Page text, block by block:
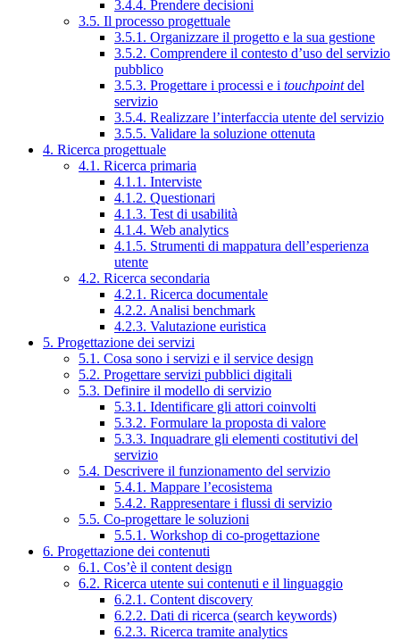
3.4.4. Prendere decisioni
3.5. Il processo progettuale
3.5.1. Organizzare il progetto e la sua gestione
3.5.2. Comprendere il contesto d’uso del servizio
pubblico
3.5.3. Progettare i processi e i touchpointdel
servizio
3.5.4. Realizzare l’interfaccia utente del servizio
3.5.5. Validare la soluzione ottenuta
4. Ricerca progettuale
4.1. Ricerca primaria
4.1.1. Interviste
4.1.2. Questionari
4.1.3. Test di usabilità
4.1.4. Web analytics
4.1.5. Strumenti di mappatura dell’esperienza
utente
4.2. Ricerca secondaria
4.2.1. Ricerca documentale
4.2.2. Analisi benchmark
4.2.3. Valutazione euristica
5. Progettazione dei servizi
5.1. Cosa sono i servizi e il service design
5.2. Progettare servizi pubblici digitali
5.3. Definire il modello di servizio
5.3.1. Identificare gli attori coinvolti
5.3.2. Formulare la proposta di valore
5.3.3. Inquadrare gli elementi costitutivi del
servizio
5.4. Descrivere il funzionamento del servizio
5.4.1. Mappare l’ecosistema
5.4.2. Rappresentare i flussi di servizio
5.5. Co-progettare le soluzioni
5.5.1. Workshop di co-progettazione
6. Progettazione dei contenuti
6.1. Cos’è il content design
6.2. Ricerca utente sui contenuti e il linguaggio
6.2.1. Content discovery
6.2.2. Dati di ricerca (search keywords)
6.2.3. Ricerca tramite analytics